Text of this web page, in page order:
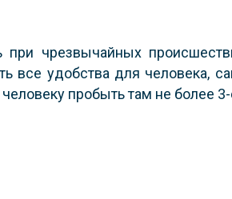
при чрезвычайных
удобства для человека,
пробыть там не более